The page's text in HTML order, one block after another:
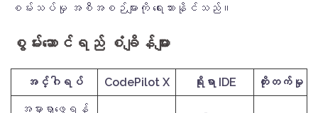
စမ်းသပ်မှု အစီအစဉ်များကို ရေးသားနိုင်သည်။
စွမ်းဆောင်ရည် စံချိန်များ
အင်္ဂါရပ် CodePilot X ရိုးရာ IDE
တိုးတက်မှု
အမှားရှာဖွေရန်